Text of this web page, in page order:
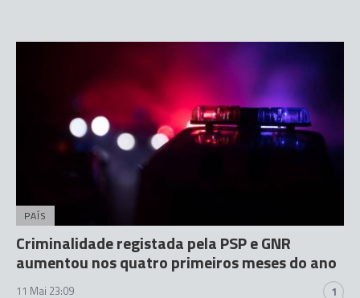
PAÍS
Criminalidade registada pela PSP e GNR
aumentou nos quatro primeiros meses do ano
11 Mai 23:09 1